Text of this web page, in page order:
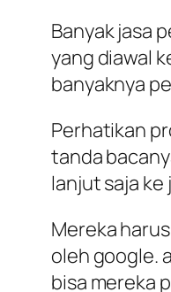
Banyak jasa
yang diawal
banyaknya
Perhatikan
tanda
lanjut saja
Mereka
oleh google.
bisa mereka